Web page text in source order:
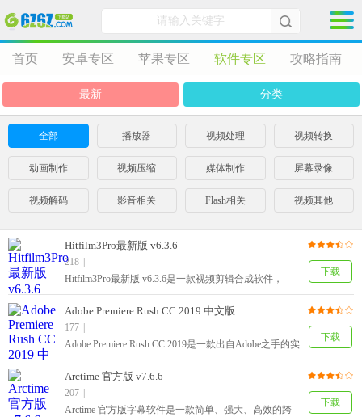
首页 安卓专区 苹果专区 软件专区 攻略指南
最新 分类
全部 播放器 视频处理 视频转换
动画制作 视频压缩 媒体制作 屏幕录像
视频解码 影音相关 Flash相关 视频其他
下载
Hitfilm3Pro最新版 v6.3.6
218
Hitfilm3Pro最新版 v6.3.6是一款视频剪辑合成软件，
Hitfilm3Pro最新功能包括3D粒子纹理，以及强大的CG
效果引擎技术和多位元色彩控制提供专业级的效果。
中，色彩构成，它也允许多轨编辑，让您可以在同一时
间比较和两个项目的工作。
下载
Adobe Premiere Rush CC 2019 中文版
177
Adobe Premiere Rush CC 2019是一款出自Adobe之手的实
用型视频编辑工具，Rush与Premiere Pro兼容。Adobe
Premiere Rush CC 2019功能强劲，便捷好用，提供了视
视频分享到各大社交平台，搭配手机端使用效果更佳。
下载
Arctime 官方版 v7.6.6
207
Arctime 官方版字幕软件是一款简单、强大、高效的跨